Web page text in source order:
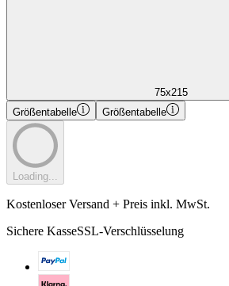
75x215
Größentabelle
Größentabelle
Loading...
Kostenloser Versand + Preis inkl. MwSt.
Sichere KasseSSL-Verschlüsselung